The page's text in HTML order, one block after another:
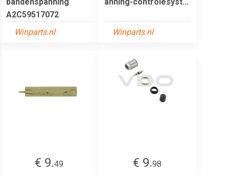
A2C59517072
Winparts.nl
Winparts.nl
€ 9.49
€ 9.98